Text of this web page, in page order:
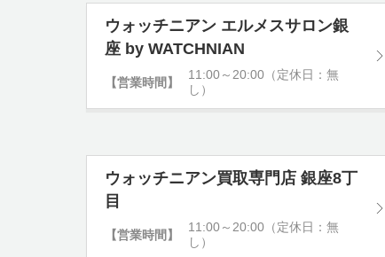
ウォッチニアン エルメスサロン銀
座 by WATCHNIAN
【営業時間】
11:00～20:00（定休日：無
し）
ウォッチニアン買取専門店 銀座8丁
目
【営業時間】
11:00～20:00（定休日：無
し）